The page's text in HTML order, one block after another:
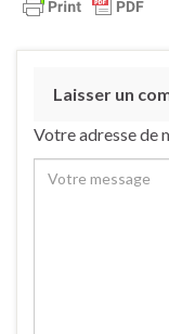
Laisser un
Votre adresse de